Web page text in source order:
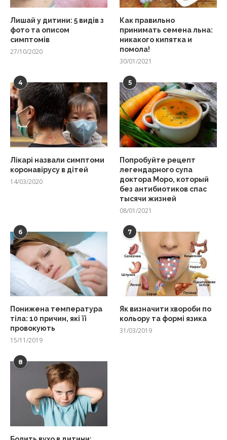
Лишай у дитини: 5 видів з
фото та описом
симптомів
27/10/2020
Как правильно
принимать семена льна:
никакого кипятка и
помола!
30/01/2021
4
Лікарі назвали симптоми
коронавірусу в дітей
14/03/2020
5
Попробуйте рецепт
легендарного супа
доктора Моро, который
без антибиотиков спас
тысячи жизней
08/01/2021
6
Понижена температура
тіла: 10 причин, які її
провокують
15/11/2019
7
Як визначити хвороби по
кольору та формі язика
31/03/2019
8